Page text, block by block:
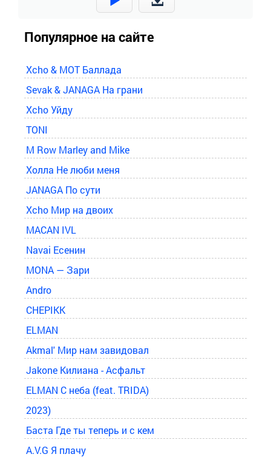
Популярное на сайте
Xcho & MOT Баллада
Sevak & JANAGA На грани
Xcho Уйду
TONI
M Row Marley and Mike
Холла Не люби меня
JANAGA По сути
Xcho Мир на двоих
MACAN IVL
Navai Есенин
MONA — Зари
Andro
CHEPIKK
ELMAN
Akmal' Мир нам завидовал
Jakone Килиана - Асфальт
ELMAN С неба (feat. TRIDA)
2023)
Баста Где ты теперь и с кем
A.V.G Я плачу